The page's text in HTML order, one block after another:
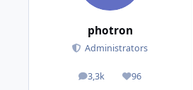
photron
Administrators
3,3k
posts 96
Reputation